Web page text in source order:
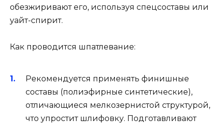
обезжиривают его, используя спецсоставы или
уайт-спирит.
Как проводится шпатлевание:
Рекомендуется применять финишные
составы (полиэфирные синтетические),
отличающиеся мелкозернистой структурой,
что упростит шлифовку. Подготавливают